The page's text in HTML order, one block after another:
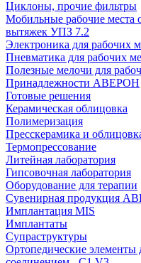
Циклоны, прочие фильтры
Мобильные рабочие места
вытяжек УПЗ 7.2
Электроника для рабочих
Пневматика для рабочих
Полезные мелочи для
Принадлежности АВЕРОН
Готовые решения
Керамическая облицовка
Полимеризация
Пресскерамика и
Термопрессование
Литейная лаборатория
Гипсовочная лаборатория
Оборудование для терапии
Сувенирная продукция
Имплантация MIS
Имплантаты
Супраструктуры
Ортопедические элементы